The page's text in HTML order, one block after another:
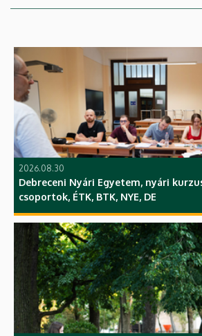
2026.08.30
Debreceni Nyári Egyetem, nyári
csoportok, ÉTK, BTK, NYE, DE